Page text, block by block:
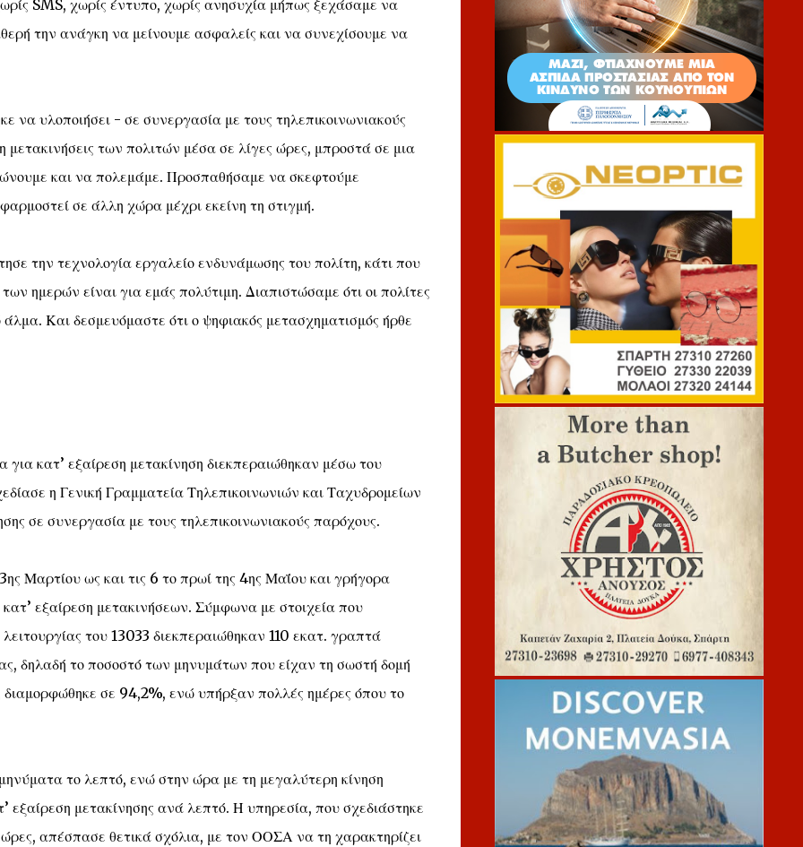
SMS, χωρίς έντυπο, χωρίς ανησυχία μήπως ξεχάσαμε να
την ανάγκη να μείνουμε ασφαλείς και να συνεχίσουμε να
να υλοποιήσει - σε συνεργασία με τους τηλεπικοινωνιακούς
των πολιτών μέσα σε λίγες ώρες, μπροστά σε μια
και να πολεμάμε. Προσπαθήσαμε να σκεφτούμε
σε άλλη χώρα μέχρι εκείνη τη στιγμή.
την τεχνολογία εργαλείο ενδυνάμωσης του πολίτη, κάτι που
ημερών είναι για εμάς πολύτιμη. Διαπιστώσαμε ότι οι πολίτες
άλμα. Και δεσμευόμαστε ότι ο ψηφιακός μετασχηματισμός ήρθε
κατ’ εξαίρεση μετακίνηση διεκπεραιώθηκαν μέσω του
η Γενική Γραμματεία Τηλεπικοινωνιών και Ταχυδρομείων
σε συνεργασία με τους τηλεπικοινωνιακούς παρόχους.
Μαρτίου ως και τις 6 το πρωί της 4ης Μαΐου και γρήγορα
εξαίρεση μετακινήσεων. Σύμφωνα με στοιχεία που
του 13033 διεκπεραιώθηκαν 110 εκατ. γραπτά
δηλαδή το ποσοστό των μηνυμάτων που είχαν τη σωστή δομή
διαμορφώθηκε σε 94,2%, ενώ υπήρξαν πολλές ημέρες όπου το
το λεπτό, ενώ στην ώρα με τη μεγαλύτερη κίνηση
εξαίρεση μετακίνησης ανά λεπτό. Η υπηρεσία, που σχεδιάστηκε
απέσπασε θετικά σχόλια, με τον ΟΟΣΑ να τη χαρακτηρίζει